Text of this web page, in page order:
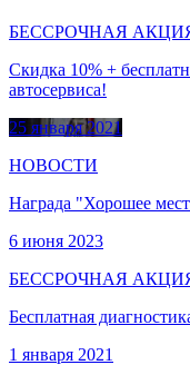
БЕССРОЧНАЯ
Скидка 10% +
автосервиса!
25 января 2021
НОВОСТИ
Награда "Хорошее
6 июня 2023
БЕССРОЧНАЯ
Бесплатная
1 января 2021